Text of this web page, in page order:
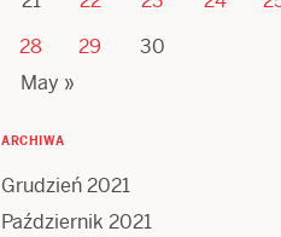
28
29
30
May »
ARCHIWA
Grudzień 2021
Październik 2021